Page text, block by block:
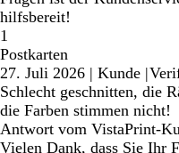
hilfsbereit!
1
Postkarten
27. Juli 2026 | Kunde |
Schlecht geschnitten, die
die Farben stimmen nicht!
Antwort vom VistaPrint-
Vielen Dank, dass Sie Ihr